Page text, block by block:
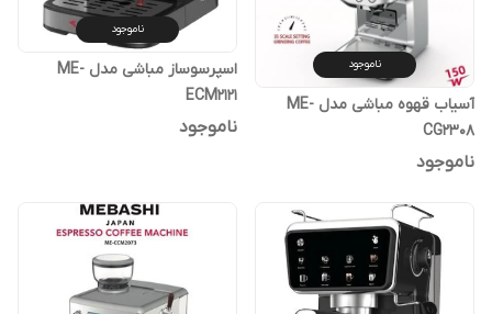
ناموجود
آسیاب قهوه مباشی مدل ME-
CG2308
ناموجود
ناموجود
اسپرسوساز مباشی مدل ME-
ECM2121
ناموجود